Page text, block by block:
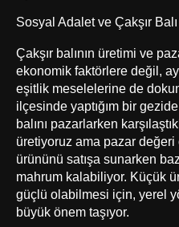
Sosyal Adalet ve Çakşır Balı
Çakşır balının üretimi ve
ekonomik faktörlere değil,
eşitlik meselelerine de
ilçesinde yaptığım bir
balını pazarlarken
üretiyoruz ama pazar değeri
ürününü satışa sunarken
mahrum kalabiliyor. Küçük
güçlü olabilmesi için, yerel
büyük önem taşıyor.